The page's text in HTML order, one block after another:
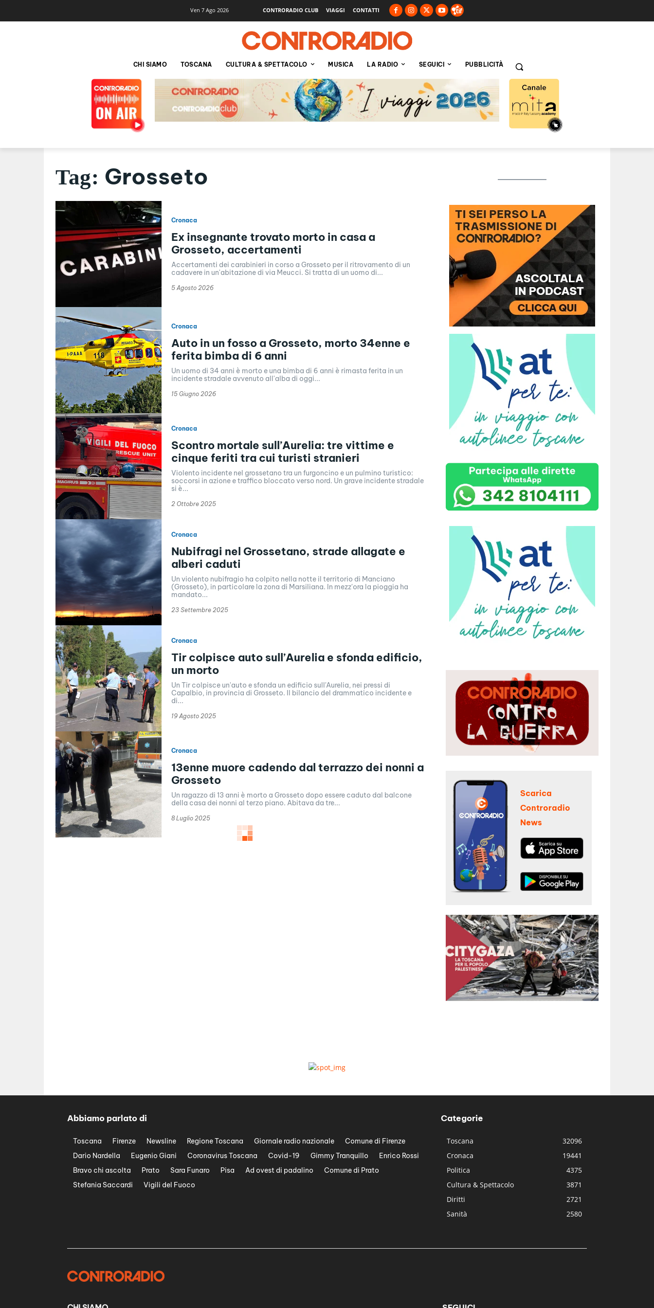
Ven 7 Ago 2026 CONTRORADIO CLUB VIAGGI CONTATTI
CHI SIAMO TOSCANA CULTURA & SPETTACOLO MUSICA LA RADIO SEGUICI PUBBLICITÀ
Tag: Grosseto
Cronaca
Ex insegnante trovato morto in casa a
Grosseto, accertamenti
Accertamenti dei carabinieri in corso a Grosseto per il ritrovamento di un
cadavere in un'abitazione di via Meucci. Si tratta di un uomo di...
5 Agosto 2026
Cronaca
Auto in un fosso a Grosseto, morto 34enne e
ferita bimba di 6 anni
Un uomo di 34 anni è morto e una bimba di 6 anni è rimasta ferita in un
incidente stradale avvenuto all'alba di oggi...
15 Giugno 2026
Cronaca
Scontro mortale sull’Aurelia: tre vittime e
cinque feriti tra cui turisti stranieri
Violento incidente nel grossetano tra un furgoncino e un pulmino turistico:
soccorsi in azione e traffico bloccato verso nord. Un grave incidente stradale
si è...
2 Ottobre 2025
Cronaca
Nubifragi nel Grossetano, strade allagate e
alberi caduti
Un violento nubifragio ha colpito nella notte il territorio di Manciano
(Grosseto), in particolare la zona di Marsiliana. In mezz'ora la pioggia ha
mandato...
23 Settembre 2025
Cronaca
Tir colpisce auto sull’Aurelia e sfonda edificio,
un morto
Un Tir colpisce un'auto e sfonda un edificio sull'Aurelia, nei pressi di
Capalbio, in provincia di Grosseto. Il bilancio del drammatico incidente e
di...
19 Agosto 2025
Cronaca
13enne muore cadendo dal terrazzo dei nonni a
Grosseto
Un ragazzo di 13 anni è morto a Grosseto dopo essere caduto dal balcone
della casa dei nonni al terzo piano. Abitava da tre...
8 Luglio 2025
Scarica
Controradio
News
Abbiamo parlato di
Toscana Firenze Newsline Regione Toscana Giornale radio nazionale
Comune di Firenze
Dario Nardella
Eugenio Giani Coronavirus Toscana Covid-19 Gimmy Tranquillo
Enrico Rossi
Bravo chi ascolta
Prato Sara Funaro Pisa Ad ovest di padalino
Comune di Prato
Stefania Saccardi
Vigili del Fuoco
Categorie
Toscana
32096
Cronaca
19441
Politica
4375
Cultura & Spettacolo
3871
Diritti
2721
Sanità
2580